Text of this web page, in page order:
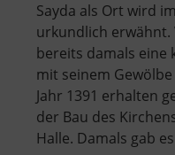
Sayda als Ort wird
urkundlich erwähnt.
bereits damals eine
mit seinem
Jahr 1391 erhalten
der Bau des
Halle. Damals gab